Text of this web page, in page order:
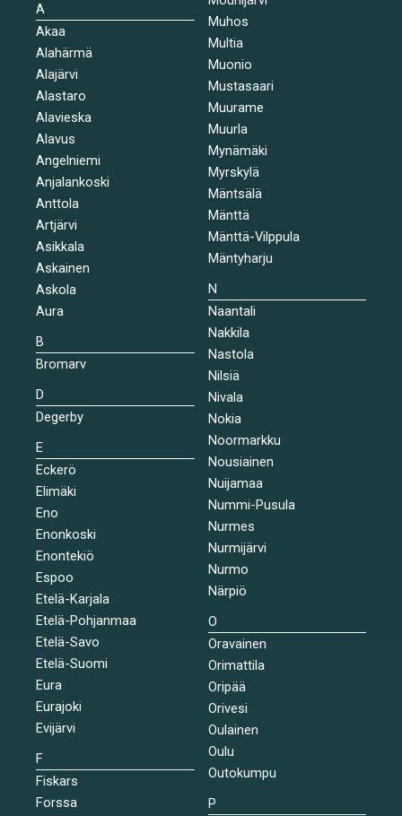
A
Akaa
Alahärmä
Alajärvi
Alastaro
Alavieska
Alavus
Angelniemi
Anjalankoski
Anttola
Artjärvi
Asikkala
Askainen
Askola
Aura
B
Bromarv
D
Degerby
E
Eckerö
Elimäki
Eno
Enonkoski
Enontekiö
Espoo
Etelä-Karjala
Etelä-Pohjanmaa
Etelä-Savo
Etelä-Suomi
Eura
Eurajoki
Evijärvi
F
Fiskars
Forssa
Muhos
Multia
Muonio
Mustasaari
Muurame
Muurla
Mynämäki
Myrskylä
Mäntsälä
Mänttä
Mänttä-Vilppula
Mäntyharju
N
Naantali
Nakkila
Nastola
Nilsiä
Nivala
Nokia
Noormarkku
Nousiainen
Nuijamaa
Nummi-Pusula
Nurmes
Nurmijärvi
Nurmo
Närpiö
O
Oravainen
Orimattila
Oripää
Orivesi
Oulainen
Oulu
Outokumpu
P